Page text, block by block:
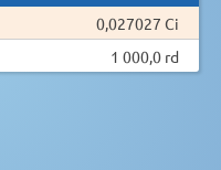
0,027027 Ci
1 000,0 rd